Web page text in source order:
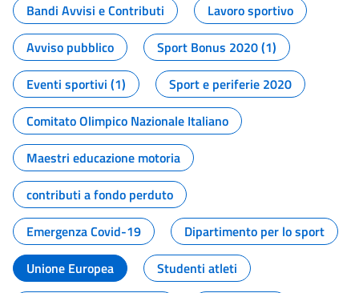
Bandi Avvisi e Contributi
Lavoro sportivo
Avviso pubblico
Sport Bonus 2020 (1)
Eventi sportivi (1)
Sport e periferie 2020
Comitato Olimpico Nazionale Italiano
Maestri educazione motoria
contributi a fondo perduto
Emergenza Covid-19
Dipartimento per lo sport
Unione Europea
Studenti atleti